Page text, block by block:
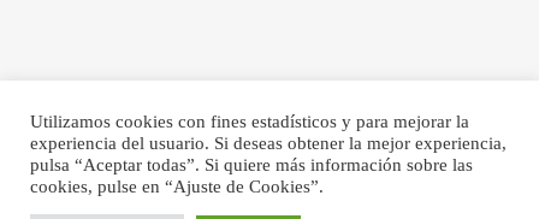
Utilizamos cookies con fines estadísticos y para mejorar la
experiencia del usuario. Si deseas obtener la mejor experiencia,
pulsa “Aceptar todas”. Si quiere más información sobre las
cookies, pulse en “Ajuste de Cookies”.